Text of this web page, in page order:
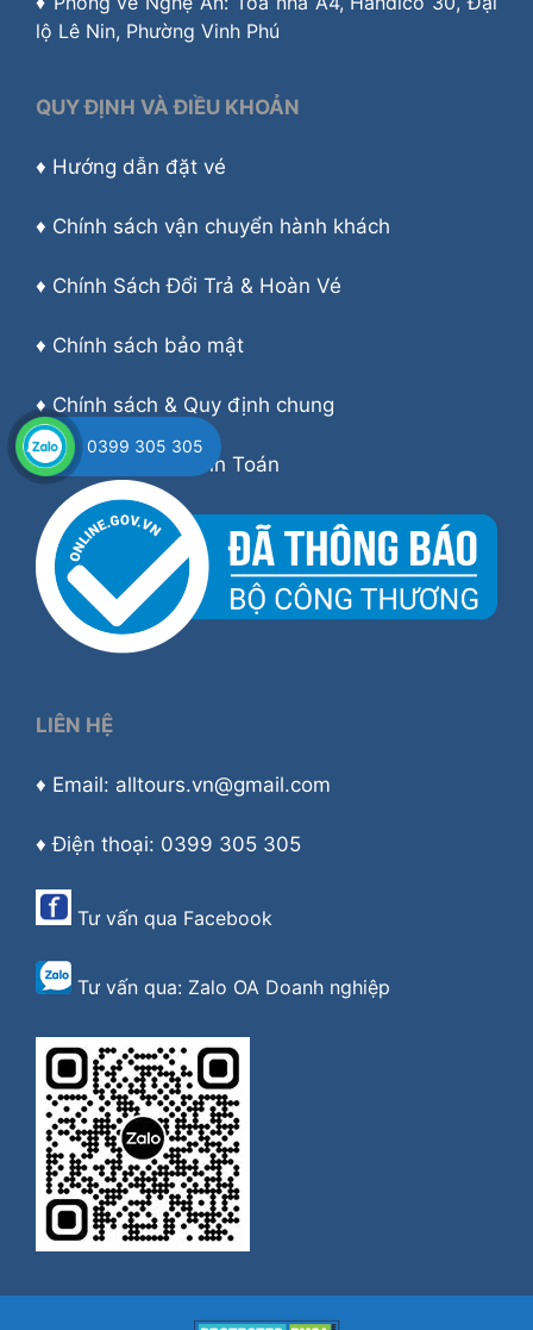
lộ Lê Nin, Phường Vinh Phú
QUY ĐỊNH VÀ ĐIỀU KHOẢN
♦ Hướng dẫn đặt vé
♦ Chính sách vận chuyển hành khách
♦ Chính Sách Đổi Trả & Hoàn Vé
♦ Chính sách bảo mật
♦Chính sách & Quy định chung
♦Hướng dẫn Thanh Toán
LIÊN HỆ
♦ Email: alltours.vn@gmail.com
♦ Điện thoại: 0399 305 305
Tư vấn qua Facebook
Tư vấn qua: Zalo OA Doanh nghiệp
0399 305 305